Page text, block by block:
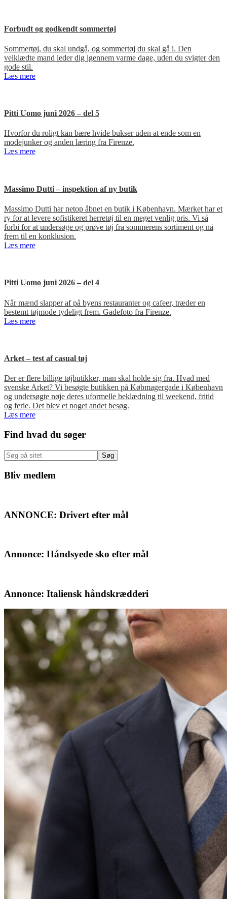
Forbudt og godkendt sommertøj
Sommertøj, du skal undgå, og sommertøj du skal gå i. Den
velklædte mand leder dig igennem varme dage, uden du svigter den
gode stil.
Læs mere
Pitti Uomo juni 2026 – del 5
Hvorfor du roligt kan bære hvide bukser uden at ende som en
modejunker og anden læring fra Firenze.
Læs mere
Massimo Dutti – inspektion af ny butik
Massimo Dutti har netop åbnet en butik i København. Mærket har et
ry for at levere sofistikeret herretøj til en meget venlig pris. Vi så
forbi for at undersøge og prøve tøj fra sommerens sortiment og nå
frem til en konklusion.
Læs mere
Pitti Uomo juni 2026 – del 4
Når mænd slapper af på byens restauranter og cafeer, træder en
bestemt tøjmode tydeligt frem. Gadefoto fra Firenze.
Læs mere
Arket – test af casual tøj
Der er flere billige tøjbutikker, man skal holde sig fra. Hvad med
svenske Arket? Vi besøgte butikken på Købmagergade i København
og undersøgte nøje deres uformelle beklædning til weekend, fritid
og ferie. Det blev et noget andet besøg.
Læs mere
Primær
Sidebar
Find hvad du søger
Søg
på
sitet
Bliv medlem
ANNONCE: Drivert efter mål
Annonce: Håndsyede sko efter mål
Annonce: Italiensk håndskrædderi